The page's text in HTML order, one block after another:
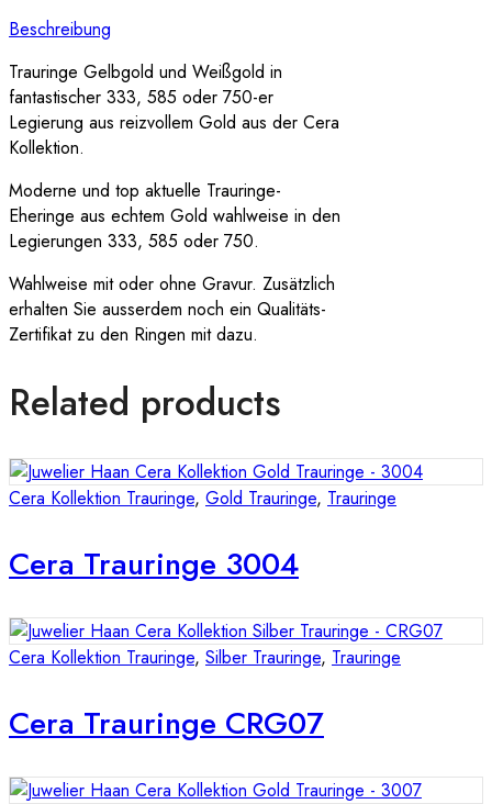
Beschreibung
Trauringe Gelbgold und Weißgold in
fantastischer 333, 585 oder 750-er
Legierung aus reizvollem Gold aus der Cera
Kollektion.
Moderne und top aktuelle Trauringe-
Eheringe aus echtem Gold wahlweise in den
Legierungen 333, 585 oder 750.
Wahlweise mit oder ohne Gravur. Zusätzlich
erhalten Sie ausserdem noch ein Qualitäts-
Zertifikat zu den Ringen mit dazu.
Related products
Cera Kollektion Trauringe, Gold Trauringe, Trauringe
Cera Trauringe 3004
Cera Kollektion Trauringe, Silber Trauringe, Trauringe
Cera Trauringe CRG07